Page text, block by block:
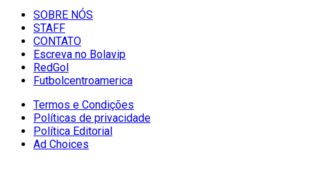
SOBRE NÓS
STAFF
CONTATO
Escreva no Bolavip
RedGol
Futbolcentroamerica
Termos e Condições
Políticas de privacidade
Política Editorial
Ad Choices